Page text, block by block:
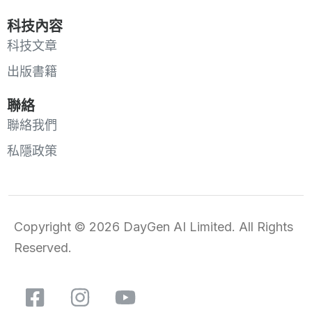
科技內容
科技文章
出版書籍
聯絡
聯絡我們
私隱政策
Copyright © 2026 DayGen AI Limited. All Rights
Reserved.